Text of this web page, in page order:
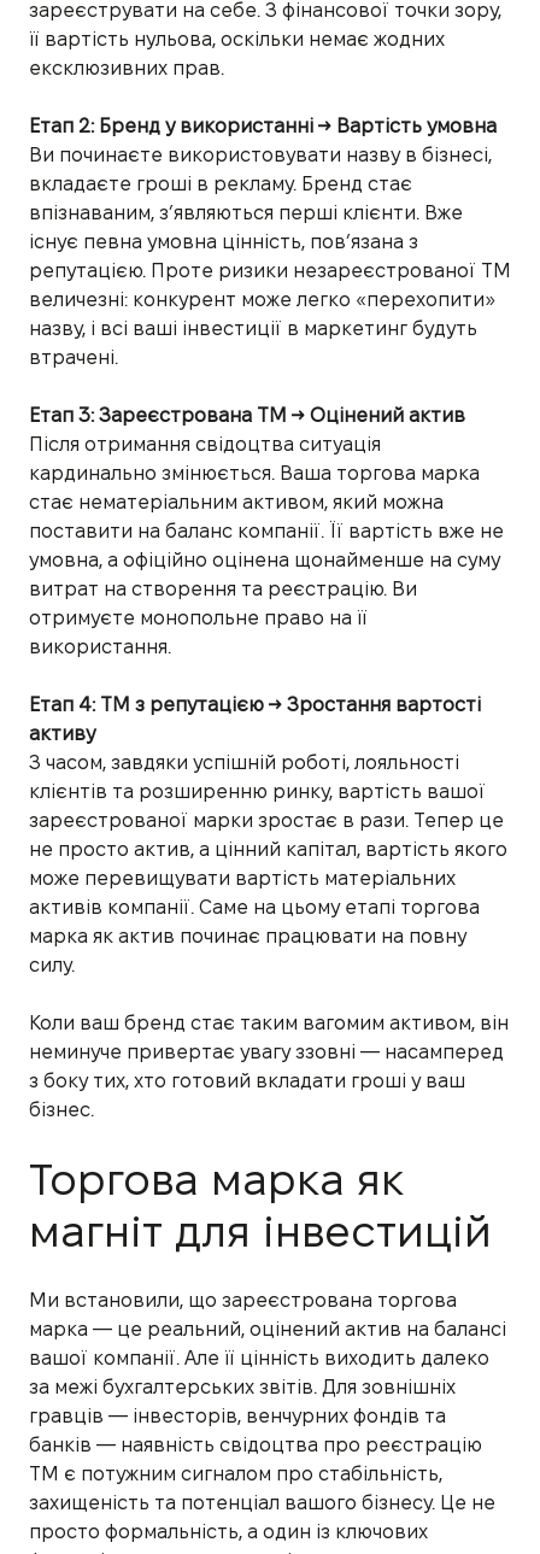
зареєструвати на себе. З фінансової точки зору,
її вартість нульова, оскільки немає жодних
ексклюзивних прав.
Етап 2: Бренд у використанні → Вартість умовна
Ви починаєте використовувати назву в бізнесі,
вкладаєте гроші в рекламу. Бренд стає
впізнаваним, з’являються перші клієнти. Вже
існує певна умовна цінність, пов’язана з
репутацією. Проте ризики незареєстрованої ТМ
величезні: конкурент може легко «перехопити»
назву, і всі ваші інвестиції в маркетинг будуть
втрачені.
Етап 3: Зареєстрована ТМ → Оцінений актив
Після отримання свідоцтва ситуація
кардинально змінюється. Ваша торгова марка
стає нематеріальним активом, який можна
поставити на баланс компанії. Її вартість вже не
умовна, а офіційно оцінена щонайменше на суму
витрат на створення та реєстрацію. Ви
отримуєте монопольне право на її
використання.
Етап 4: ТМ з репутацією → Зростання вартості
активу
З часом, завдяки успішній роботі, лояльності
клієнтів та розширенню ринку, вартість вашої
зареєстрованої марки зростає в рази. Тепер це
не просто актив, а цінний капітал, вартість якого
може перевищувати вартість матеріальних
активів компанії. Саме на цьому етапі торгова
марка як актив починає працювати на повну
силу.
Коли ваш бренд стає таким вагомим активом, він
неминуче привертає увагу ззовні — насамперед
з боку тих, хто готовий вкладати гроші у ваш
бізнес.
Торгова марка як
магніт для інвестицій
Ми встановили, що зареєстрована торгова
марка — це реальний, оцінений актив на балансі
вашої компанії. Але її цінність виходить далеко
за межі бухгалтерських звітів. Для зовнішніх
гравців — інвесторів, венчурних фондів та
банків — наявність свідоцтва про реєстрацію
ТМ є потужним сигналом про стабільність,
захищеність та потенціал вашого бізнесу. Це не
просто формальність, а один із ключових